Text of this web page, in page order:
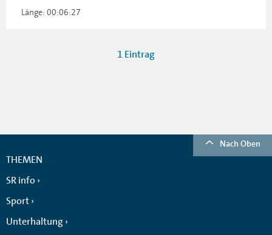
Länge: 00:06:27
1 Eintrag
Nach Oben
THEMEN
SR info
Sport
Unterhaltung